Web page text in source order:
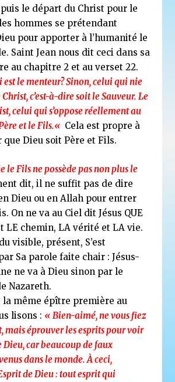
le départ du Christ pour le
hommes se prétendant
pour apporter à l’humanité le
Saint Jean nous dit ceci dans sa
au chapitre 2 et au verset 22.
est le menteur? Sinon, celui qui nie
Christ,c’est-à-dire soit le Sauveur. Le
celui qui s’oppose réellement au
et le Fils.« Cela est propre à
que Dieu soit Père et Fils.
le Fils ne possède pas non plus le
dit, il ne suffit pas de dire
Dieu ou en Allah pour entrer
On ne va au Ciel dit Jésus QUE
LE chemin, LA vérité et LA vie.
visible, présent, S’est
Sa parolefaite chair : Jésus-
ne va à Dieu sinon par le
Nazareth.
la même épître première au
lisons : « Bien-aimé, ne vous fiez
mais éprouver les esprits pour voir
Dieu, car beaucoup de faux
dans le monde. À ceci,
de Dieu : tout esprit qui